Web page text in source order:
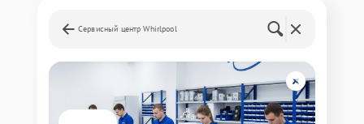
Сервисный центр Whirlpool